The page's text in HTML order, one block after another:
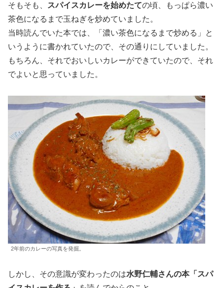
そもそも、 スパイスカレーを始めたての頃、もっぱら濃い
茶色になるまで玉ねぎを炒めていました。
当時読んでいた本では、「濃い茶色になるまで炒める」と
いうように書かれていたので、その通りにしていました。
もちろん、それでおいしいカレーができていたので、それ
でよいと思っていました。
2年前のカレーの写真を発掘。
しかし、その意識が変わったのは水野仁輔さんの本「スパ